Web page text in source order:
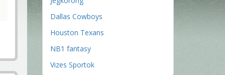
Dallas Cowboys
Houston Texans
NB1 fantasy
Vizes Sportok